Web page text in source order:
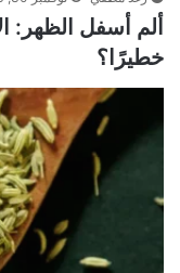
ألم أسفل الظهر:
خطيرًا؟